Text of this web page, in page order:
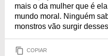
mais o da mulher que é
mundo moral. Ninguém
monstros vão surgir
COPIAR